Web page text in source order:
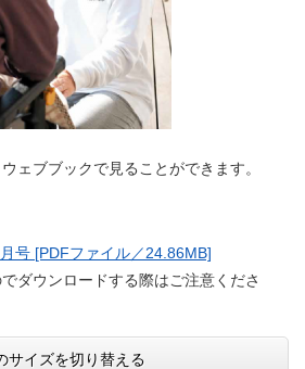
ェブブックで見ることができます。
号 [PDFファイル／24.86MB]
ダウンロードする際はご注意くださ
サイズを切り替える